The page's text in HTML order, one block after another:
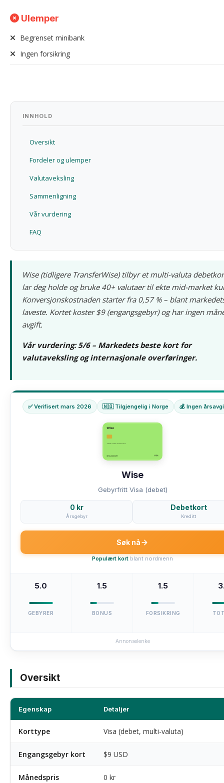
Ulemper
Begrenset minibank
Ingen forsikring
INNHOLD
Oversikt
Fordeler og ulemper
Valutaveksling
Sammenligning
Vår vurdering
FAQ
Wise (tidligere TransferWise) tilbyr et multi-valuta
lar deg holde og bruke 40+ valutaer til ekte mid-market
Konversjonskostnaden starter fra 0,57 % – blant
laveste. Kortet koster $9 (engangsgebyr) og har ingen
avgift.
Vår vurdering: 5/6 – Markedets beste kort for
valutaveksling og internasjonale overføringer.
✅ Verifisert mars 2026 🇳🇴 Tilgjengelig i Norge 💰 Ingen
Wise
Gebyrfritt Visa (debet)
0 kr
Årsgebyr
Debetkort
Kreditt
Søk nå
Populært kort blant nordmenn
5.0
GEBYRER
1.5
BONUS
1.5
FORSIKRING
Annonselenke
Oversikt
Egenskap Detaljer
Korttype Visa (debet, multi-valuta)
Engangsgebyr kort $9 USD
Månedspris 0 kr